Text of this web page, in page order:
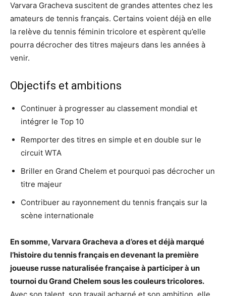
Varvara Gracheva suscitent de grandes attentes chez les
amateurs de tennis français. Certains voient déjà en elle
la relève du tennis féminin tricolore et espèrent qu’elle
pourra décrocher des titres majeurs dans les années à
venir.
Objectifs et ambitions
Continuer à progresser au classement mondial et
intégrer le Top 10
Remporter des titres en simple et en double sur le
circuit WTA
Briller en Grand Chelem et pourquoi pas décrocher un
titre majeur
Contribuer au rayonnement du tennis français sur la
scène internationale
En somme, Varvara Gracheva a d’ores et déjà marqué
l’histoire du tennis français en devenant la première
joueuse russe naturalisée française à participer à un
tournoi du Grand Chelem sous les couleurs tricolores.